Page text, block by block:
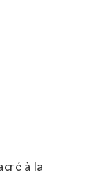
à la